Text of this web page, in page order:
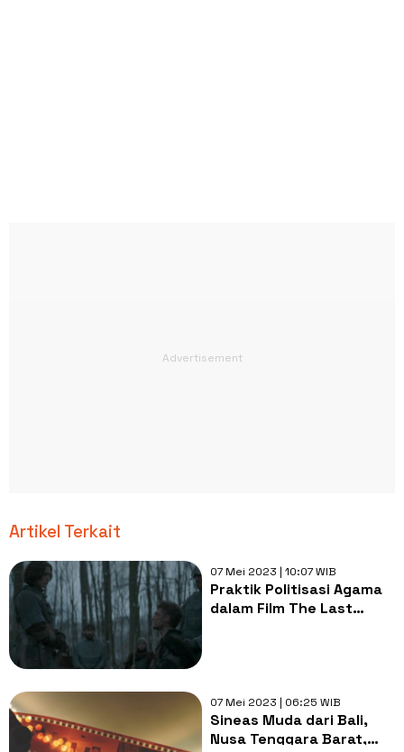
Artikel Terkait
07 Mei 2023 | 10:07 WIB
Praktik Politisasi Agama
dalam Film The Last
07 Mei 2023 | 06:25 WIB
Sineas Muda dari Bali,
Nusa Tenggara Barat,